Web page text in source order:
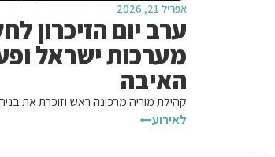
אפריל 21, 2026
ערב יום הזיכרון
מערכות ישראל
האיבה
קהילת מוריה מרכינה ראש וזוכרת את
לאירוע